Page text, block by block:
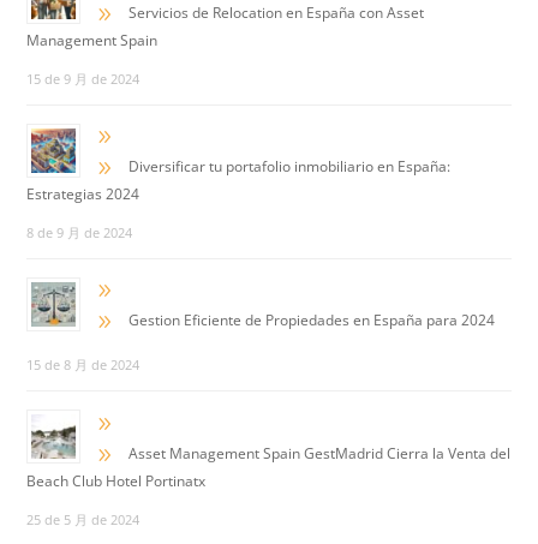
9
Servicios de Relocation en España con Asset
Management Spain
15 de 9 月 de 2024
9
9
Diversificar tu portafolio inmobiliario en España:
Estrategias 2024
8 de 9 月 de 2024
9
9
Gestion Eficiente de Propiedades en España para 2024
15 de 8 月 de 2024
9
9
Asset Management Spain GestMadrid Cierra la Venta del
Beach Club Hotel Portinatx
25 de 5 月 de 2024